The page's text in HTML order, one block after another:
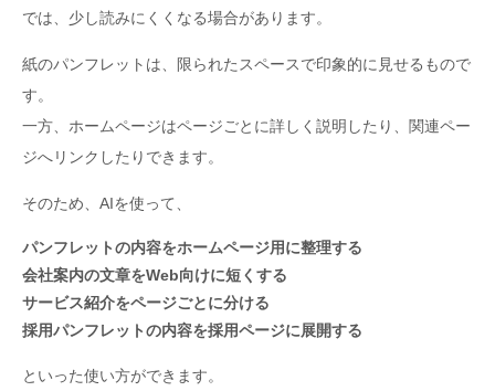
では、少し読みにくくなる場合があります。
紙のパンフレットは、限られたスペースで印象的に見せるもので
す。
一方、ホームページはページごとに詳しく説明したり、関連ペー
ジへリンクしたりできます。
そのため、AIを使って、
パンフレットの内容をホームページ用に整理する
会社案内の文章をWeb向けに短くする
サービス紹介をページごとに分ける
採用パンフレットの内容を採用ページに展開する
といった使い方ができます。